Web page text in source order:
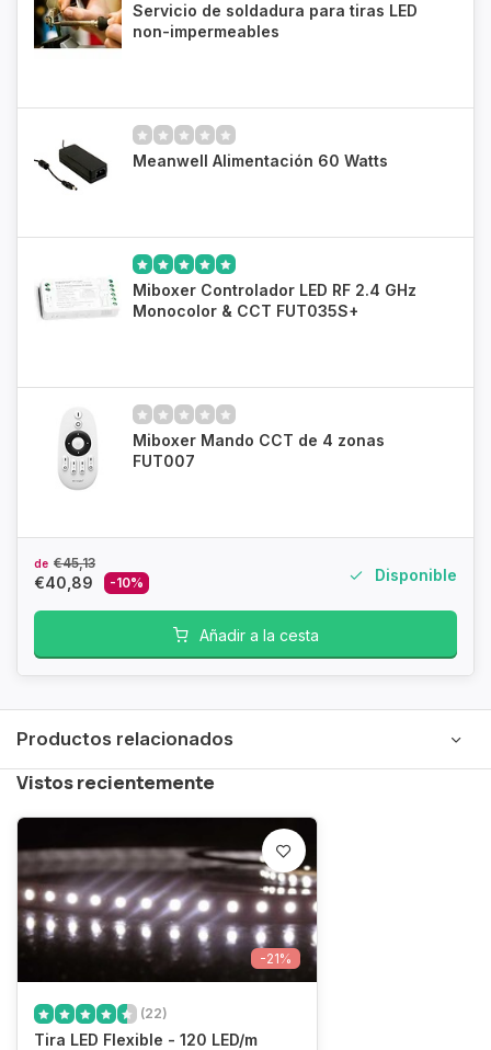
Servicio de soldadura para tiras LED
non-impermeables
Meanwell Alimentación 60 Watts
Miboxer Controlador LED RF 2.4 GHz
Monocolor & CCT FUT035S+
Miboxer Mando CCT de 4 zonas
FUT007
de €45,13
€40,89 -10% Disponible
Añadir a la cesta
Productos relacionados
Vistos recientemente
-21%
(22)
Tira LED Flexible - 120 LED/m